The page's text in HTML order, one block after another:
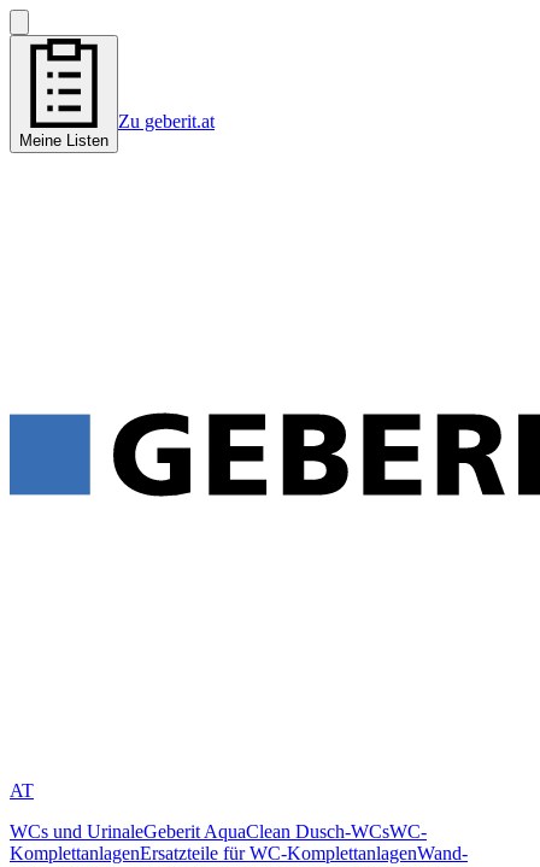
Meine Listen
Zu geberit.at
AT
WCs und UrinaleGeberit AquaClean Dusch-WCsWC-
KomplettanlagenErsatzteile für WC-KomplettanlagenWand-